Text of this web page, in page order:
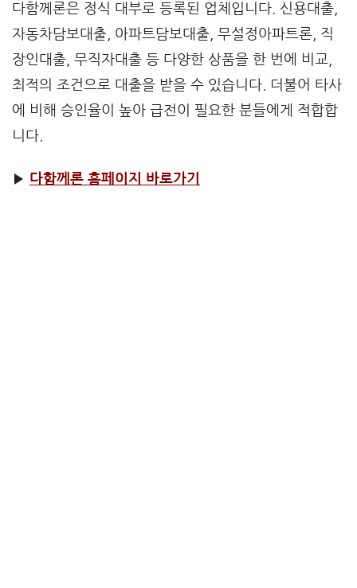
다함께론은 정식 대부로 등록된 업체입니다. 신용대출,
자동차담보대출, 아파트담보대출, 무설정아파트론, 직
장인대출, 무직자대출 등 다양한 상품을 한 번에 비교,
최적의 조건으로 대출을 받을 수 있습니다. 더불어 타사
에 비해 승인율이 높아 급전이 필요한 분들에게 적합합
니다.
▶ 다함께론 홈페이지 바로가기